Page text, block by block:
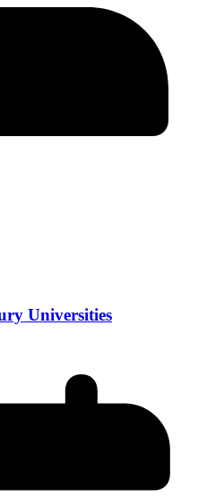
Universities